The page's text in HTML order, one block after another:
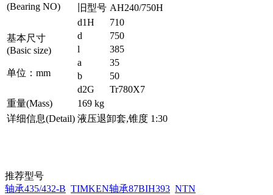
(Bearing NO)
旧型号 AH240/750H
基本尺寸
(Basic size)
单位：mm
d1H
710
d
750
l
385
a
35
b
50
d2G
Tr780X7
重量(Mass)
169 kg
详细信息(Detail) 液压退卸套,锥度 1:30
推荐型号
轴承435/432-B TIMKEN轴承87BIH393 NTN